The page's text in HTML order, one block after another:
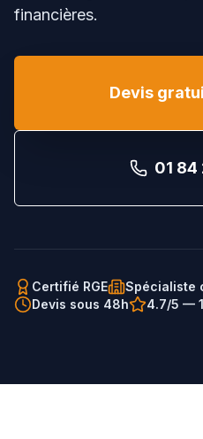
financières.
Devis
01 84
Certifié RGE
Spécialiste
Devis sous 48h
4.7/5 —